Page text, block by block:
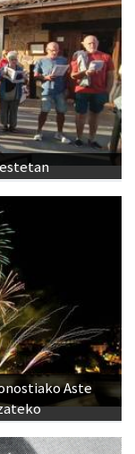
Aste